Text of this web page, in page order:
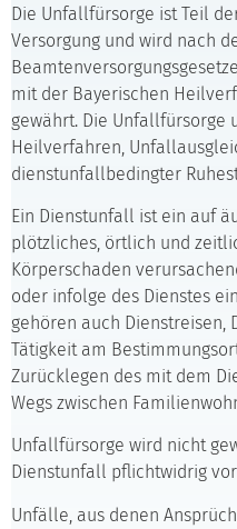
Die Unfallfürsorge ist Teil
Versorgung und wird nach
mit der Bayerischen
gewährt. Die Unfallfürsorge
Heilverfahren,
dienstunfallbedingter
Ein Dienstunfall ist ein auf
plötzliches, örtlich und
Körperschaden
oder infolge des Dienstes
gehören auch Dienstreisen,
Tätigkeit am
Zurücklegen des mit dem
Wegs zwischen
Unfallfürsorge wird nicht
Dienstunfall pflichtwidrig
Unfälle, aus denen